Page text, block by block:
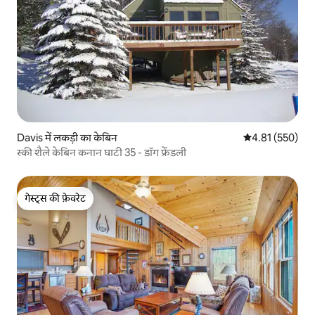
Davis में लकड़ी का केबिन औसत रेटिंग 5 में से
4.81 (550)
स्की शैले केबिन कनान घाटी 35 - डॉग फ्रेंडली
गेस्ट्स की फ़ेवरेट
गेस्ट्स की फ़ेवरेट